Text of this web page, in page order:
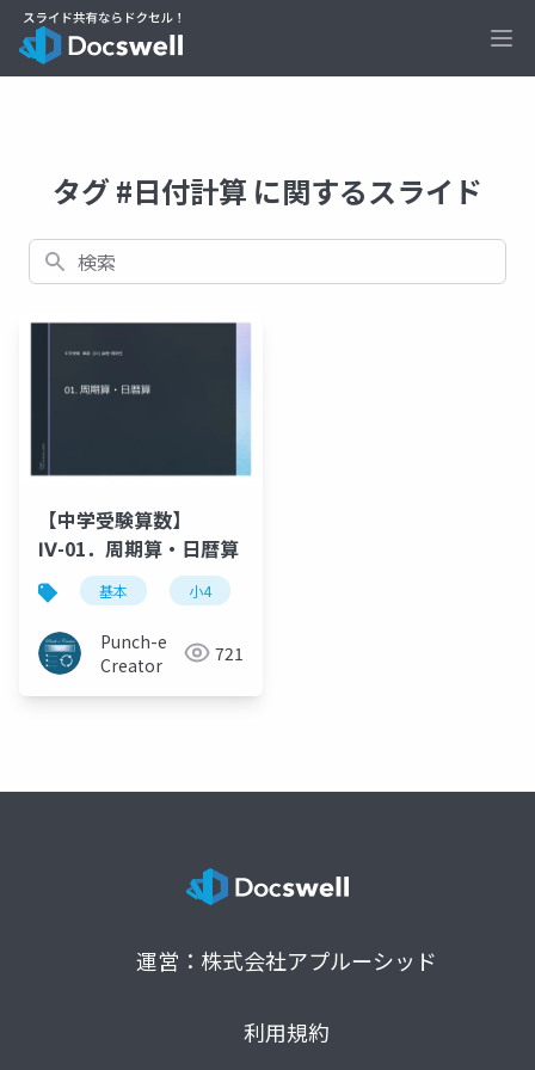
タグ #日付計算 に関するスライド
検索
【中学受験算数】
Ⅳ-01．周期算・日暦算
基本 小4
Punch-e
Creator
721
運営：株式会社アプルーシッド
利用規約